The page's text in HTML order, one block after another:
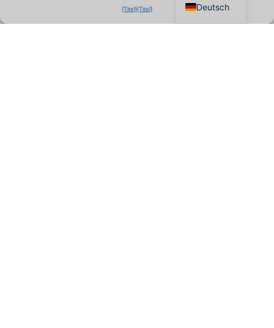
{Titel}{Titel}
Eingangskontrolle
Deutsch